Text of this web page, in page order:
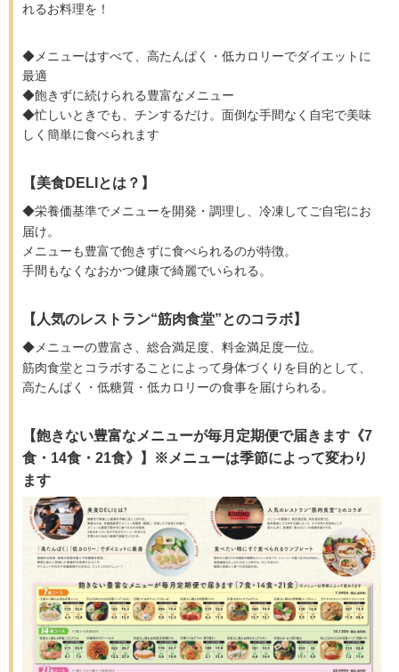
れるお料理を！
◆ メニューはすべて、高たんぱく・低カロリーでダイエットに
最適
◆飽きずに続けられる豊富なメニュー
◆忙しいときでも、チンするだけ。面倒な手間なく自宅で美味
しく簡単に食べられます
【美食DELIとは？】
◆栄養価基準でメニューを開発・調理し、冷凍してご自宅にお
届け。
メニューも豊富で飽きずに食べられるのが特徴。
手間もなくなおかつ健康で綺麗でいられる。
【人気のレストラン“筋肉食堂”とのコラボ】
◆メニューの豊富さ、総合満足度、料金満足度一位。
筋肉食堂とコラボすることによって身体づくりを目的として、
高たんぱく・低糖質・低カロリーの食事を届けられる。
【飽きない豊富なメニューが毎月定期便で届きます《7
食・14食・21食》】※メニューは季節によって変わり
ます